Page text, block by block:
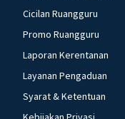
Cicilan Ruangguru
Promo Ruangguru
Laporan Kerentanan
Layanan Pengaduan
Syarat & Ketentuan